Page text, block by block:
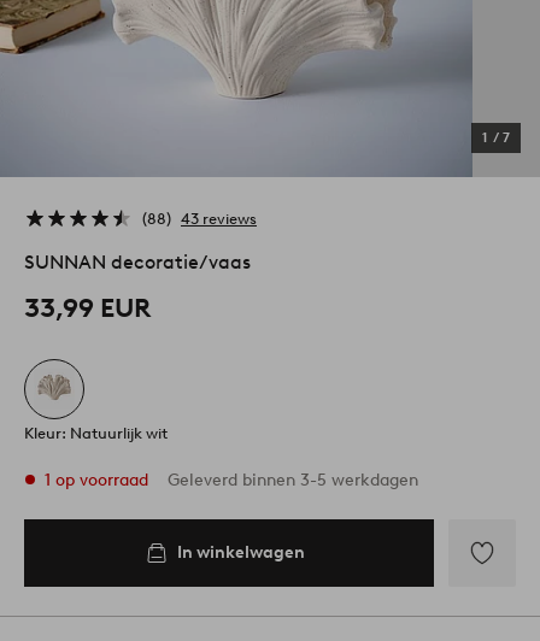
1 / 7
88 43 reviews
SUNNAN decoratie/vaas
33,99 EUR
Kleur: Natuurlijk wit
1 op voorraad Geleverd binnen 3-5 werkdagen
In winkelwagen
aan